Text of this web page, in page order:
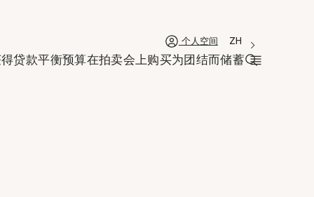
新窗口个人空间 'Choisir une
La langue
ZH
贷款平衡预算在拍卖会上购买为团结而储蓄